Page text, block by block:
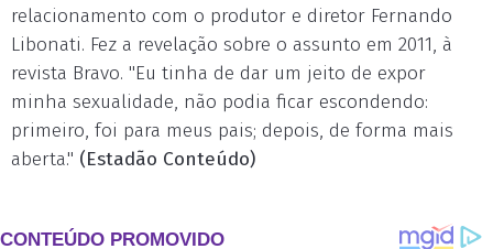
relacionamento com o produtor e diretor Fernando
Libonati. Fez a revelação sobre o assunto em 2011, à
revista Bravo. "Eu tinha de dar um jeito de expor
minha sexualidade, não podia ficar escondendo:
primeiro, foi para meus pais; depois, de forma mais
aberta." (Estadão Conteúdo)